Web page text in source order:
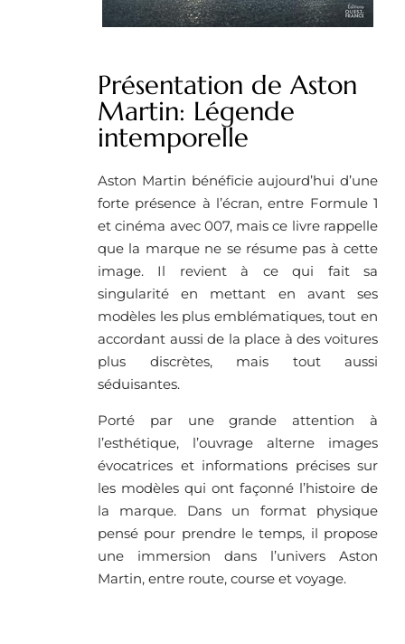
Présentation de Aston
Martin: Légende
intemporelle
Aston Martin bénéficie aujourd’hui d’une
forte présence à l’écran, entre Formule 1
et cinéma avec 007, mais ce livre rappelle
que la marque ne se résume pas à cette
image. Il revient à ce qui fait sa
singularité en mettant en avant ses
modèles les plus emblématiques, tout en
accordant aussi de la place à des voitures
plus discrètes, mais tout aussi
séduisantes.
Porté par une grande attention à
l’esthétique, l’ouvrage alterne images
évocatrices et informations précises sur
les modèles qui ont façonné l’histoire de
la marque. Dans un format physique
pensé pour prendre le temps, il propose
une immersion dans l’univers Aston
Martin, entre route, course et voyage.